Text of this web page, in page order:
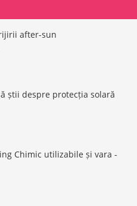
after-sun
știi despre protecția solară
Chimic utilizabile și vara -